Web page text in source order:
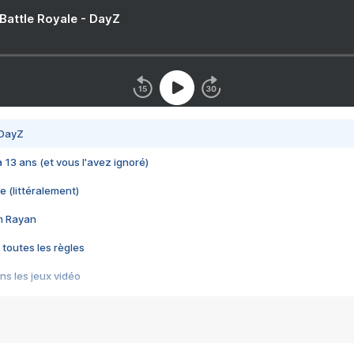
Royale - DayZ
13 ans (et vous l'avez ignoré)
(littéralement)
Rayan
toutes les règles
les jeux vidéo